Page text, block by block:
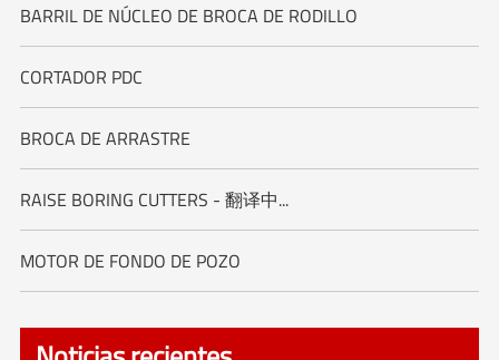
BARRIL DE NÚCLEO DE BROCA DE RODILLO
CORTADOR PDC
BROCA DE ARRASTRE
RAISE BORING CUTTERS - 翻译中...
MOTOR DE FONDO DE POZO